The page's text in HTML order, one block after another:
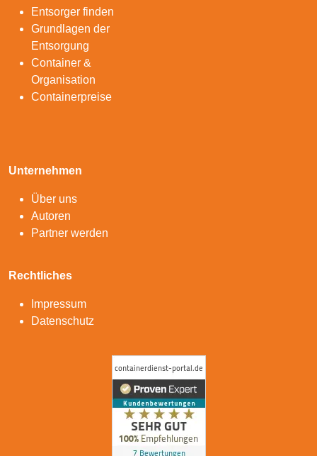
Entsorger finden
Grundlagen der
Entsorgung
Container &
Organisation
Containerpreise
Unternehmen
Über uns
Autoren
Partner werden
Rechtliches
Impressum
Datenschutz